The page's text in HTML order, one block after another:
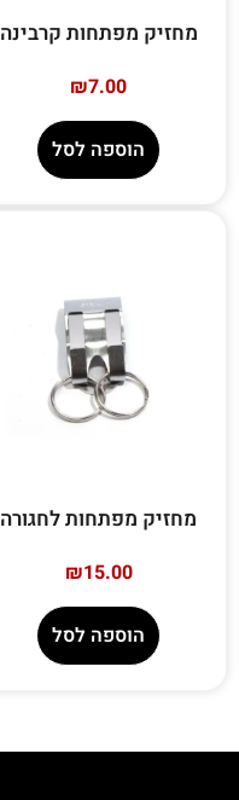
מחזיק מפתחות קרבינה
₪7.00
הוספה לסל
מחזיק מפתחות לחגורה
₪15.00
הוספה לסל